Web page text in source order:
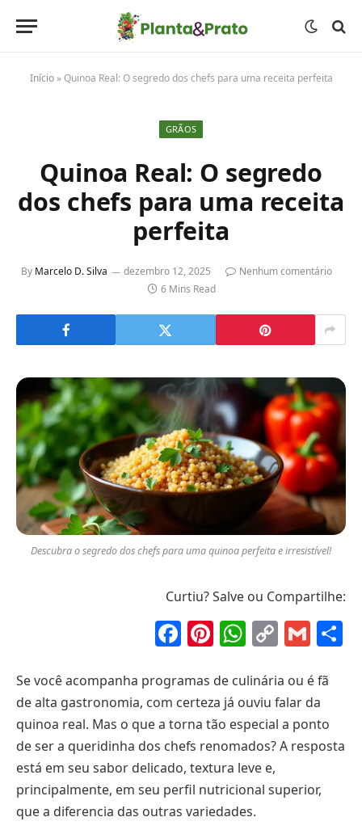
Início»Quinoa Real: O segredo dos chefs para uma receita perfeita
GRÃOS
Quinoa Real: O segredo
dos chefs para uma receita
perfeita
By Marcelo D. Silva dezembro 12, 2025
Nenhum comentário
6 Mins Read
Descubra o segredo dos chefs para uma quinoa perfeita e irresistível!
Curtiu? Salve ou Compartilhe:
Facebook
Pinterest
Copy
Se você acompanha programas de culinária ou é fã
de alta gastronomia, com certeza já ouviu falar da
quinoa real. Mas o que a torna tão especial a ponto
de ser a queridinha dos chefs renomados? A resposta
está em seu sabor delicado, textura leve e,
principalmente, em seu perfil nutricional superior,
que a diferencia das outras variedades.